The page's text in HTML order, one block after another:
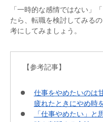
「一時的な感情ではない」
たら、転職を検討してみる
考にしてみましょう。
【参考記事】
仕事をやめたいのは
疲れたときにやめ時
「仕事やめたい」と